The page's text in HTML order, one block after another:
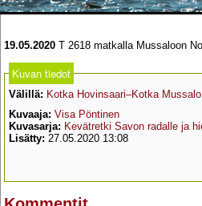
19.05.2020 T 2618 matkalla Mussaloon
Kuvan tiedot
Välillä: Kotka Hovinsaari–Kotka Mussalo
Kuvaaja: Visa Pöntinen
Kuvasarja: Kevätretki Savon radalle ja
Lisätty: 27.05.2020 13:08